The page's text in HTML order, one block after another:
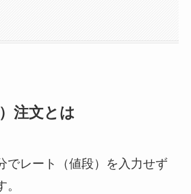
注文とは
でレート（値段）を入力せず